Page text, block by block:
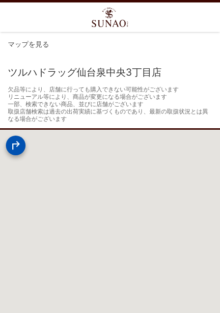
マップを見る
ツルハドラッグ仙台泉中央3丁目店
欠品等により、店舗に行っても購入できない可能性がございます
リニューアル等により、商品が変更になる場合がございます
一部、検索できない商品、並びに店舗がございます
取扱店舗検索は過去の出荷実績に基づくものであり、最新の取扱状況とは異
なる場合がございます